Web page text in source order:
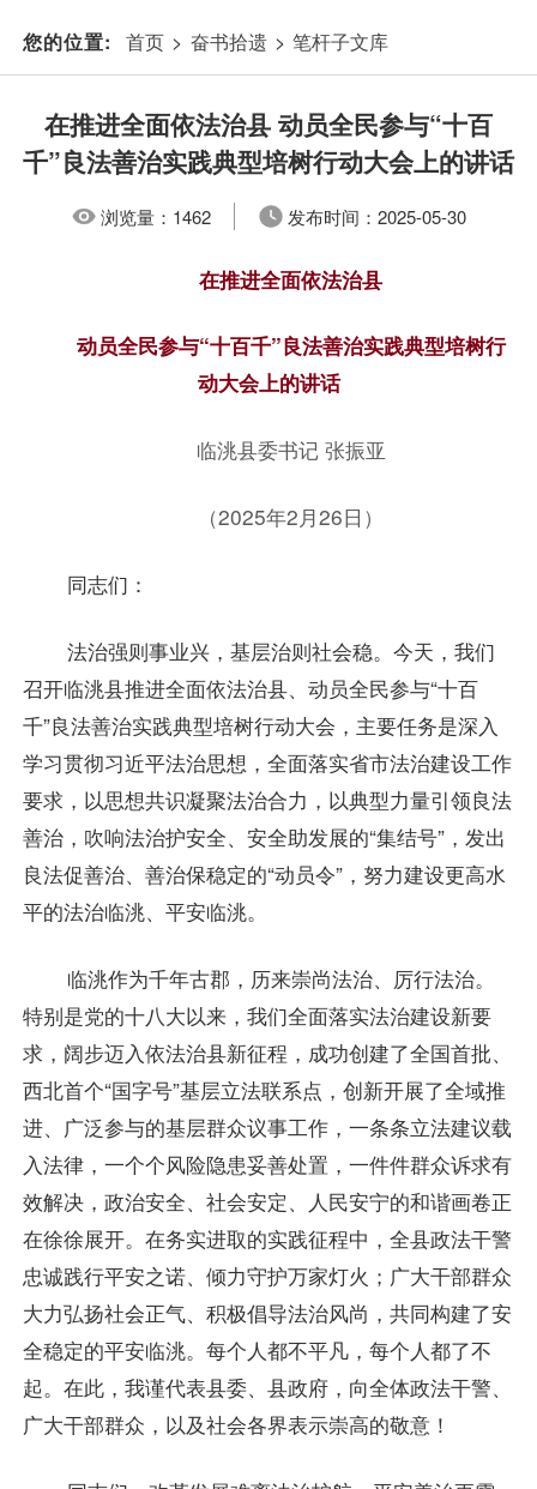
您的位置: 首页 > 奋书拾遗 > 笔杆子文库
在推进全面依法治县 动员全民参与“十百
千”良法善治实践典型培树行动大会上的讲话
浏览量： 1462 发布时间： 2025-05-30
在推进全面依法治县
动员全民参与“十百千”良法善治实践典型培树行
动大会上的讲话
临洮县委书记 张振亚
（2025年2月26日）
同志们：
法治强则事业兴，基层治则社会稳。今天，我们
召开临洮县推进全面依法治县、动员全民参与“十百
千”良法善治实践典型培树行动大会，主要任务是深入
学习贯彻习近平法治思想，全面落实省市法治建设工作
要求，以思想共识凝聚法治合力，以典型力量引领良法
善治，吹响法治护安全、安全助发展的“集结号”，发出
良法促善治、善治保稳定的“动员令”，努力建设更高水
平的法治临洮、平安临洮。
临洮作为千年古郡，历来崇尚法治、厉行法治。
特别是党的十八大以来，我们全面落实法治建设新要
求，阔步迈入依法治县新征程，成功创建了全国首批、
西北首个“国字号”基层立法联系点，创新开展了全域推
进、广泛参与的基层群众议事工作，一条条立法建议载
入法律，一个个风险隐患妥善处置，一件件群众诉求有
效解决，政治安全、社会安定、人民安宁的和谐画卷正
在徐徐展开。在务实进取的实践征程中，全县政法干警
忠诚践行平安之诺、倾力守护万家灯火；广大干部群众
大力弘扬社会正气、积极倡导法治风尚，共同构建了安
全稳定的平安临洮。每个人都不平凡，每个人都了不
起。在此，我谨代表县委、县政府，向全体政法干警、
广大干部群众，以及社会各界表示崇高的敬意！